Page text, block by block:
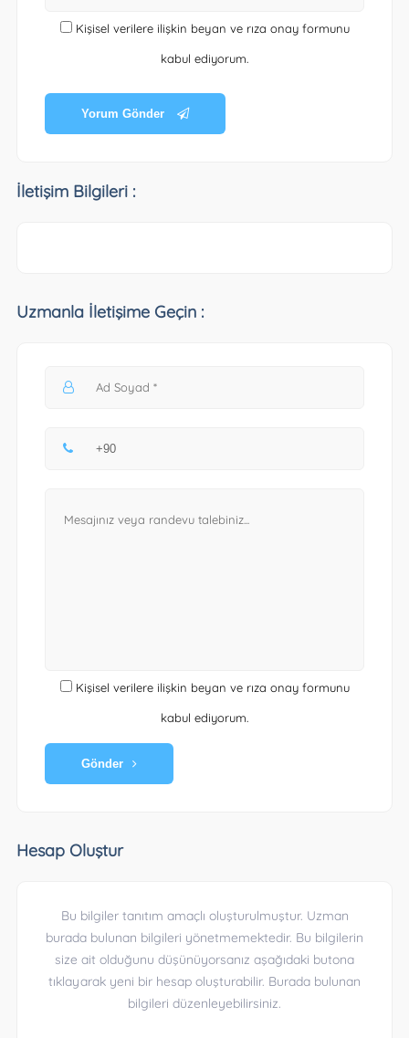
Kişisel verilere ilişkin beyan ve rıza onay formunu
kabul ediyorum.
Yorum Gönder
İletişim Bilgileri :
Uzmanla İletişime Geçin :
Kişisel verilere ilişkin beyan ve rıza onay formunu
kabul ediyorum.
Gönder
Hesap Oluştur
Bu bilgiler tanıtım amaçlı oluşturulmuştur. Uzman
burada bulunan bilgileri yönetmemektedir. Bu bilgilerin
size ait olduğunu düşünüyorsanız aşağıdaki butona
tıklayarak yeni bir hesap oluşturabilir. Burada bulunan
bilgileri düzenleyebilirsiniz.